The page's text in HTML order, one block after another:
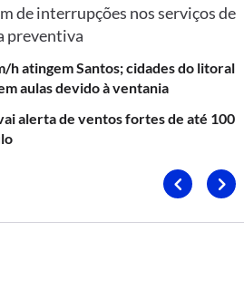
de interrupções nos serviços de
preventiva
h atingem Santos; cidades do litoral
aulas devido à ventania
alerta de ventos fortes de até 100